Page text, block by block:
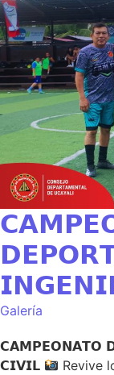
Galería
𝗖𝗔𝗠𝗣𝗘𝗢𝗡𝗔𝗧𝗢
𝗖𝗜𝗩𝗜𝗟
Revive